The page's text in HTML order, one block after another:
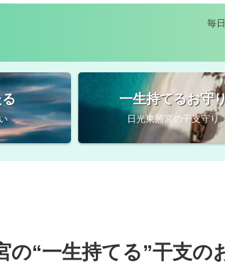
毎
一生持てるお守
日光東照宮の干支守り
の“一生持てる”干支の